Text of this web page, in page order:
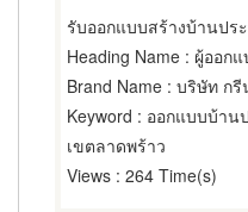
รับออกแบบสร้างบ้านปร
Heading Name : ผู้ออกแบบก่อสร้า
Brand Name : บริษัท กรี
Keyword : ออกแบบบ้าน
เขตลาดพร้าว
Views : 264 Time(s)